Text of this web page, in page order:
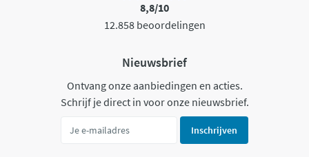
8,8/10
12.858 beoordelingen
Nieuwsbrief
Ontvang onze aanbiedingen en acties.
Schrijf je direct in voor onze nieuwsbrief.
Inschrijven